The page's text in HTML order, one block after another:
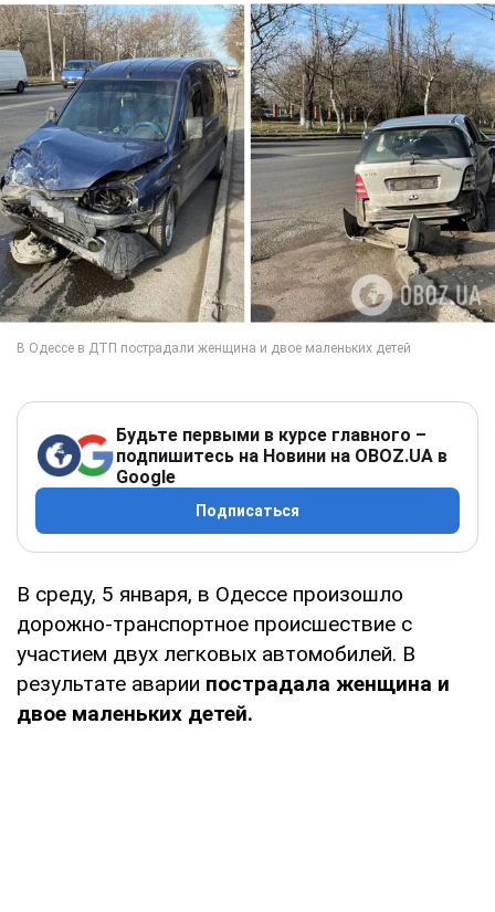
Будьте первыми в курсе главного –
подпишитесь на Новини на OBOZ.UA в
Google
Подписаться
В среду, 5 января, в Одессе произошло
дорожно-транспортное происшествие с
участием двух легковых автомобилей. В
результате аварии пострадала женщина и
двое маленьких детей.